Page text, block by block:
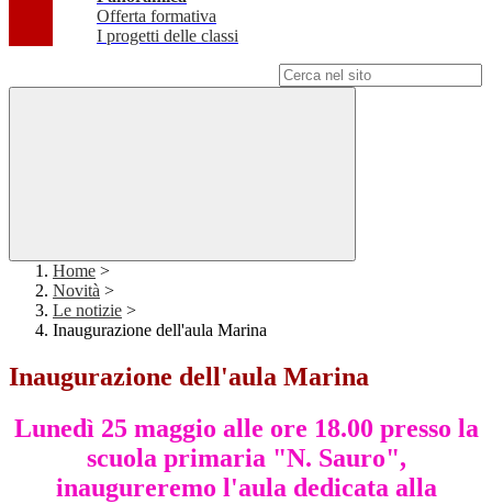
Offerta formativa
I progetti delle classi
Home >
Novità >
Le notizie >
Inaugurazione dell'aula Marina
Inaugurazione dell'aula Marina
Lunedì 25 maggio alle ore 18.00 presso la
scuola primaria "N. Sauro",
inaugureremo l'aula dedicata alla